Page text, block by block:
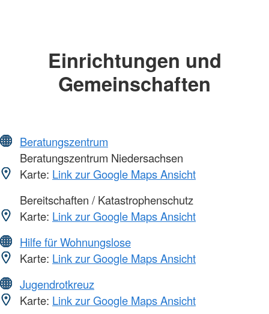
Einrichtungen und
Gemeinschaften
Beratungszentrum
Beratungszentrum Niedersachsen
Karte: Link zur Google Maps Ansicht
Bereitschaften / Katastrophenschutz
Karte: Link zur Google Maps Ansicht
Hilfe für Wohnungslose
Karte: Link zur Google Maps Ansicht
Jugendrotkreuz
Karte: Link zur Google Maps Ansicht